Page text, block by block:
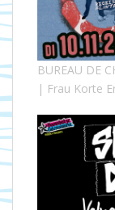
BUREAU DE
| Frau Korte